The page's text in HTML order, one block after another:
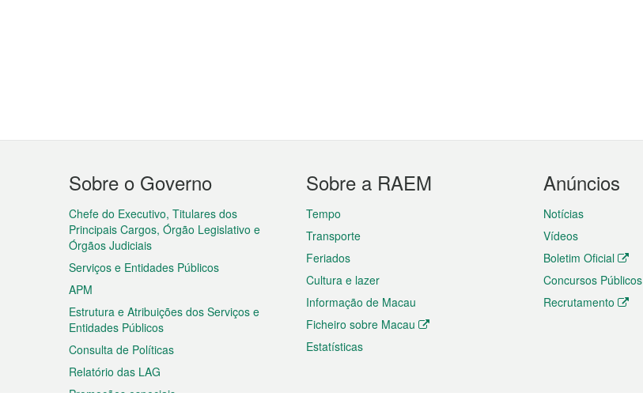
Menu
do
rodapé
Sobre o Governo
Chefe do Executivo, Titulares dos
Principais Cargos, Órgão Legislativo e
Órgãos Judiciais
Serviços e Entidades Públicos
APM
Estrutura e Atribuições dos Serviços e
Entidades Públicos
Consulta de Políticas
Relatório das LAG
Promoções especiais
Sobre a RAEM
Tempo
Transporte
Feriados
Cultura e lazer
Informação de Macau
Ficheiro sobre Macau
Estatísticas
Anúncios
Notícias
Vídeos
Boletim Oficial
Concursos Públicos
Recrutamento